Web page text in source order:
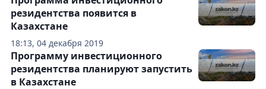
18:13, 04 декабря 2019
резидентства появится в
Казахстане
Программу инвестиционного
резидентства планируют запустить
в Казахстане